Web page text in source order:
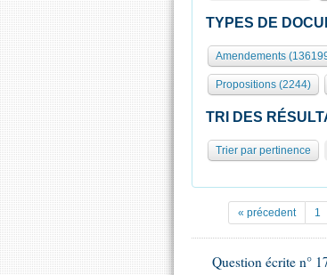
TYPES DE
Amendements
Propositions (2244)
TRI DES
Trier par pertinence
« précedent 1
Question écrite n°